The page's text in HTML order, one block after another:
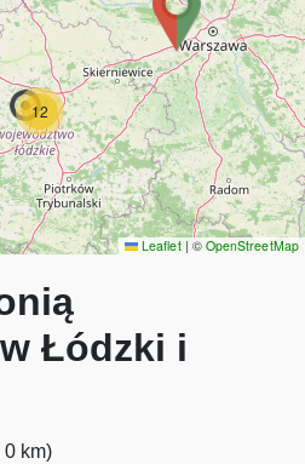
12
Leaflet | © OpenStreetMap
Łódzki i
km)